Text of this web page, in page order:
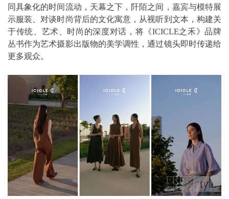
同具象化的时间流动，天幕之下，阡陌之间，嘉宾与模特展
示服装、对谈时尚背后的文化寓意，从视听到文本，构建关
于传统、艺术、时尚的深度对话，将《ICICLE之禾》品牌
丛书作为艺术摄影出版物的美学调性，通过镜头即时传递给
更多观众。